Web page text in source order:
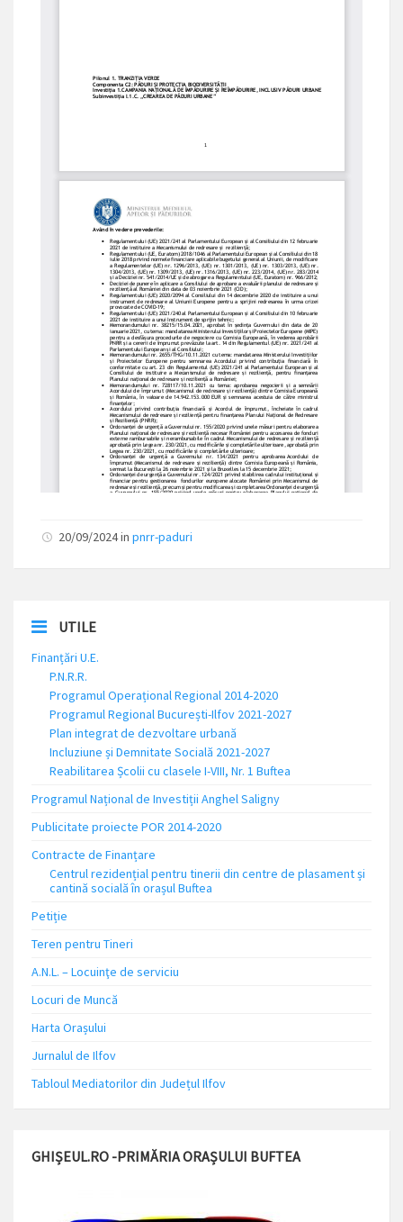
20/09/2024in pnrr-paduri
UTILE
Finanțări U.E.
P.N.R.R.
Programul Operațional Regional 2014-2020
Programul Regional București-Ilfov 2021-2027
Plan integrat de dezvoltare urbană
Incluziune și Demnitate Socială 2021-2027
Reabilitarea Școlii cu clasele I-VIII, Nr. 1 Buftea
Programul Național de Investiții Anghel Saligny
Publicitate proiecte POR 2014-2020
Contracte de Finanțare
Centrul rezidențial pentru tinerii din centre de plasament și
cantină socială în orașul Buftea
Petiție
Teren pentru Tineri
A.N.L. – Locuinţe de serviciu
Locuri de Muncă
Harta Orașului
Jurnalul de Ilfov
Tabloul Mediatorilor din Județul Ilfov
GHIȘEUL.RO -PRIMĂRIA ORAȘULUI BUFTEA